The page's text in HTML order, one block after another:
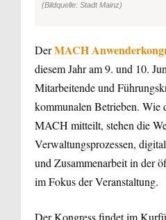
(Bildquelle: Stadt Mainz)
DerMACH
diesem Jahr am 9. und 10.
Mitarbeitende und
kommunalen Betrieben. Wie
MACH mitteilt, stehen die
Verwaltungsprozessen,
und Zusammenarbeit in der
im Fokus der Veranstaltung.
Der Kongress findet im